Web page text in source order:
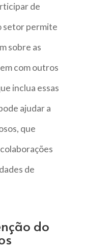
de
setor permite
sobre as
com outros
inclua essas
ajudar a
que
de
do